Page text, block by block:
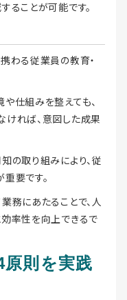
ることが可能です。
わる従業員の教育・
仕組みを整えても、
れば、意図した成果
の取り組みにより、従
要です。
務にあたることで、人
率性を向上できるで
則を実践